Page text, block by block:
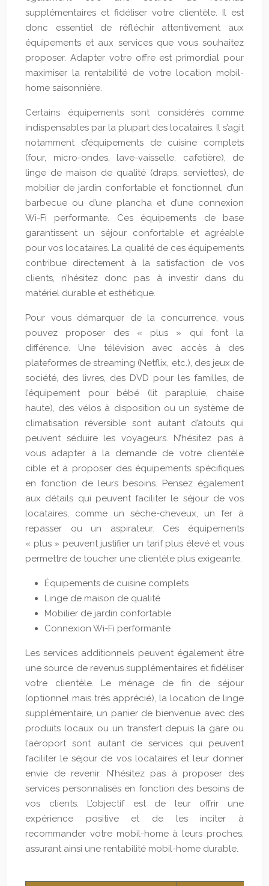
supplémentaires et fidéliser votre clientèle. Il est
donc essentiel de réfléchir attentivement aux
équipements et aux services que vous souhaitez
proposer. Adapter votre offre est primordial pour
maximiser la rentabilité de votre location mobil-
home saisonnière.
Certains équipements sont considérés comme
indispensables par la plupart des locataires. Il s’agit
notamment d’équipements de cuisine complets
(four, micro-ondes, lave-vaisselle, cafetière), de
linge de maison de qualité (draps, serviettes), de
mobilier de jardin confortable et fonctionnel, d’un
barbecue ou d’une plancha et d’une connexion
Wi-Fi performante. Ces équipements de base
garantissent un séjour confortable et agréable
pour vos locataires. La qualité de ces équipements
contribue directement à la satisfaction de vos
clients, n’hésitez donc pas à investir dans du
matériel durable et esthétique.
Pour vous démarquer de la concurrence, vous
pouvez proposer des « plus » qui font la
différence. Une télévision avec accès à des
plateformes de streaming (Netflix, etc.), des jeux de
société, des livres, des DVD pour les familles, de
l’équipement pour bébé (lit parapluie, chaise
haute), des vélos à disposition ou un système de
climatisation réversible sont autant d’atouts qui
peuvent séduire les voyageurs. N’hésitez pas à
vous adapter à la demande de votre clientèle
cible et à proposer des équipements spécifiques
en fonction de leurs besoins. Pensez également
aux détails qui peuvent faciliter le séjour de vos
locataires, comme un sèche-cheveux, un fer à
repasser ou un aspirateur. Ces équipements
« plus » peuvent justifier un tarif plus élevé et vous
permettre de toucher une clientèle plus exigeante.
Équipements de cuisine complets
Linge de maison de qualité
Mobilier de jardin confortable
Connexion Wi-Fi performante
Les services additionnels peuvent également être
une source de revenus supplémentaires et fidéliser
votre clientèle. Le ménage de fin de séjour
(optionnel mais très apprécié), la location de linge
supplémentaire, un panier de bienvenue avec des
produits locaux ou un transfert depuis la gare ou
l’aéroport sont autant de services qui peuvent
faciliter le séjour de vos locataires et leur donner
envie de revenir. N’hésitez pas à proposer des
services personnalisés en fonction des besoins de
vos clients. L’objectif est de leur offrir une
expérience positive et de les inciter à
recommander votre mobil-home à leurs proches,
assurant ainsi une rentabilité mobil-home durable.